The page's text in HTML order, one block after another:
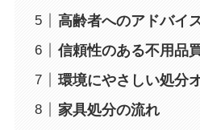
高齢者へのアドバイ
信頼性のある不用品
環境にやさしい処分
家具処分の流れ